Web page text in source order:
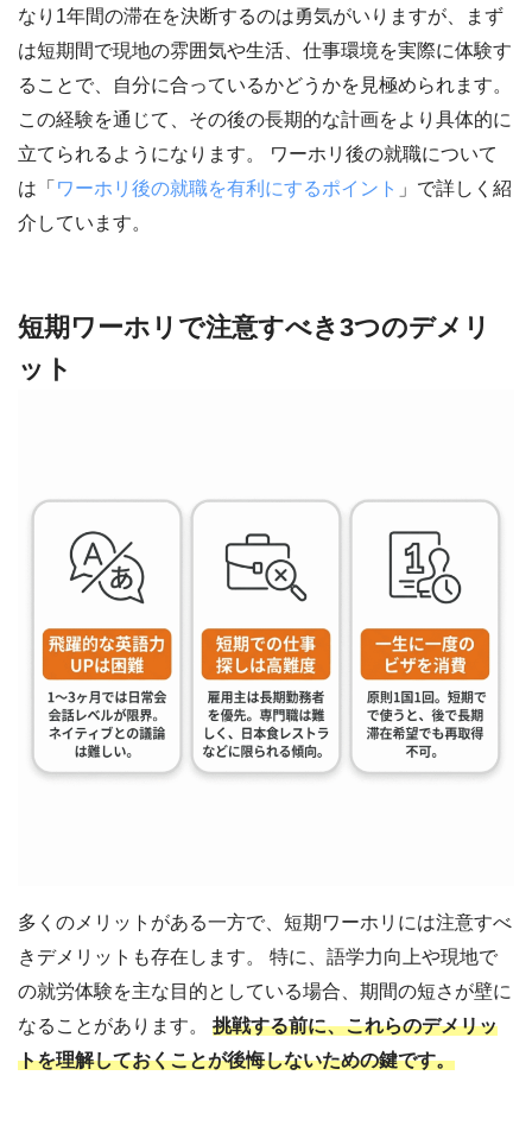
なり1年間の滞在を決断するのは勇気がいりますが、まず
は短期間で現地の雰囲気や生活、仕事環境を実際に体験す
ることで、自分に合っているかどうかを見極められます。
この経験を通じて、その後の長期的な計画をより具体的に
立てられるようになります。 ワーホリ後の就職について
は「 ワーホリ後の就職を有利にするポイント 」で詳しく紹
介しています。
短期ワーホリで注意すべき3つのデメリ
ット
多くのメリットがある一方で、短期ワーホリには注意すべ
きデメリットも存在します。 特に、語学力向上や現地で
の就労体験を主な目的としている場合、期間の短さが壁に
なることがあります。 挑戦する前に、これらのデメリッ
トを理解しておくことが後悔しないための鍵です。